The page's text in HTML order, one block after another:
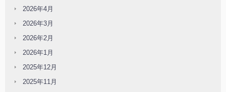
2026年4月
2026年3月
2026年2月
2026年1月
2025年12月
2025年11月